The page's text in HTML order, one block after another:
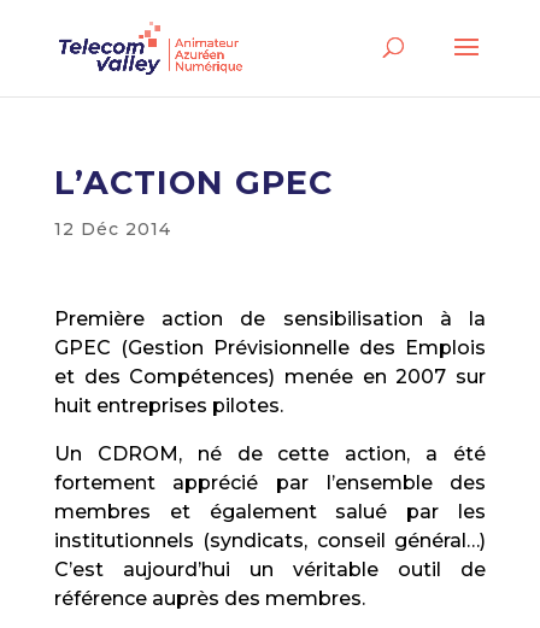
L’ACTION GPEC
12 Déc 2014
Première action de sensibilisation à la
GPEC (Gestion Prévisionnelle des Emplois
et des Compétences) menée en 2007 sur
huit entreprises pilotes.
Un CDROM, né de cette action, a été
fortement apprécié par l’ensemble des
membres et également salué par les
institutionnels (syndicats, conseil général…)
C’est aujourd’hui un véritable outil de
référence auprès des membres.